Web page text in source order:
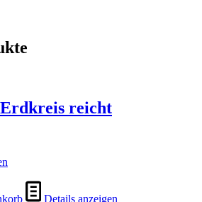
reicht
Details anzeigen